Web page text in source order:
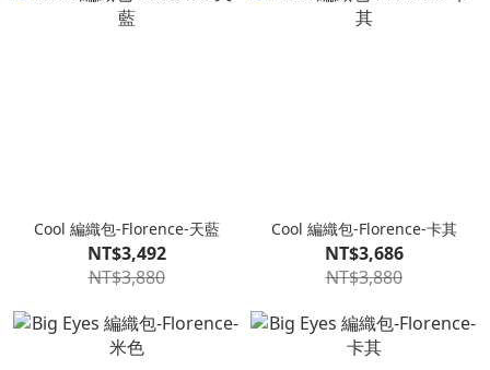
Cool 編織包-Florence-天藍
NT$3,492
NT$3,880
Cool 編織包-Florence-卡其
NT$3,686
NT$3,880